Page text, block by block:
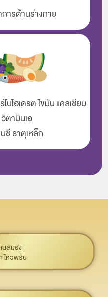
ารด้านร่างกาย
บไฮเดรต ไขมัน แคลเซียม
ตามินเอ
ซี ธาตุเหล็ก
สมอง
ไหวพริบ